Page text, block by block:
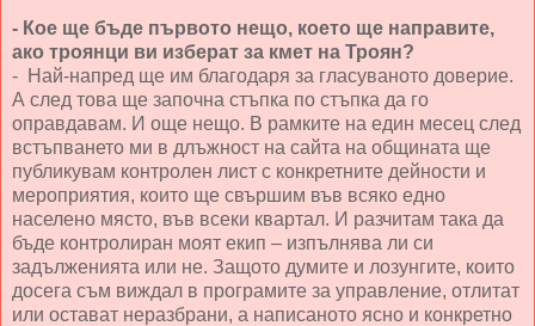
- Кое ще бъде първото нещо, което ще направите,
ако троянци ви изберат за кмет на Троян?
- Най-напред ще им благодаря за гласуваното доверие.
А след това ще започна стъпка по стъпка да го
оправдавам. И още нещо. В рамките на един месец след
встъпването ми в длъжност на сайта на общината ще
публикувам контролен лист с конкретните дейности и
мероприятия, които ще свършим във всяко едно
населено място, във всеки квартал. И разчитам така да
бъде контролиран моят екип – изпълнява ли си
задълженията или не. Защото думите и лозунгите, които
досега съм виждал в програмите за управление, отлитат
или остават неразбрани, а написаното ясно и конкретно